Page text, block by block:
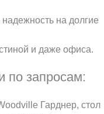
на долгие
и даже офиса.
по запросам:
Гарднер, стол